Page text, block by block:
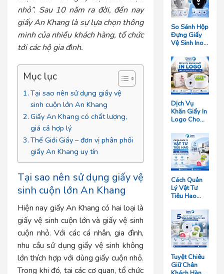
nhỏ”. Sau 10 năm ra đời, đến nay
giấy An Khang là sự lựa chọn thông
minh của nhiều khách hàng, tổ chức
tới các hộ gia đình.
Mục lục
Tại sao nên sử dụng giấy vệ
sinh cuộn lớn An Khang
Giấy An Khang có chất lượng,
giá cả hợp lý
Thế Giới Giấy – đơn vị phân phối
giấy An Khang uy tín
Tại sao nên sử dụng giấy vệ
sinh cuộn lớn An Khang
Hiện nay giấy An Khang có hai loại là
giấy vệ sinh cuộn lớn và giấy vệ sinh
cuộn nhỏ. Với các cá nhân, gia đình,
nhu cầu sử dụng giấy vệ sinh không
lớn thích hợp với dùng giấy cuộn nhỏ.
Trong khi đó, tại các cơ quan, tổ chức
Ngành F&B
So Sánh Hộp
Đựng Giấy
Vệ Sinh Inox
Nhựa: Loại
Nào Bền
Hơn?
Dịch Vụ
Khăn Giấy In
Logo Cho
Giá Rẻ Tại
TP.HCM
Cách Quản
Lý Vật Tư
Tiêu Hao
Sạn Quy Mô
Trên 50
Phòng Giúp
Tối Ưu Chi
Phí Vận
Hành
Tuyệt Chiêu
Giữ Chân